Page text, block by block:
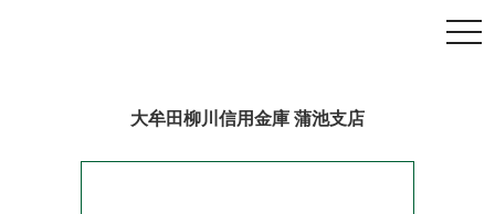
大牟田柳川信用金庫 蒲池支店